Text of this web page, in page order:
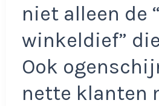
niet alleen de
winkeldief”
Ook
nette klanten